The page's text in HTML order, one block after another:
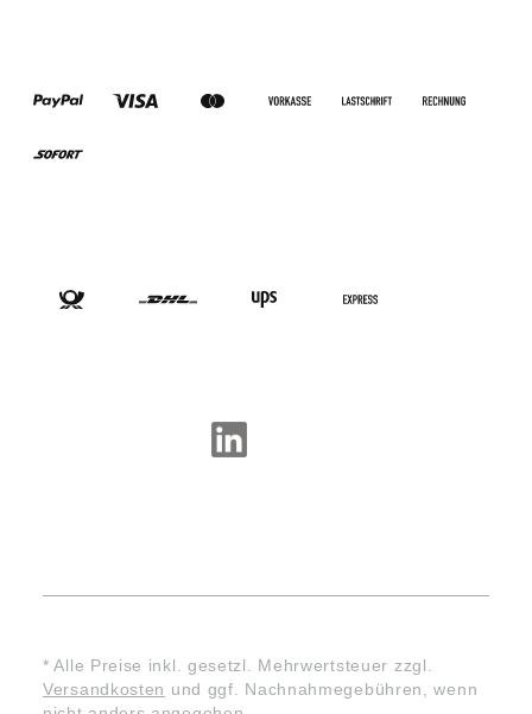
* Alle Preise inkl. gesetzl. Mehrwertsteuer zzgl.
Versandkosten und ggf. Nachnahmegebühren, wenn